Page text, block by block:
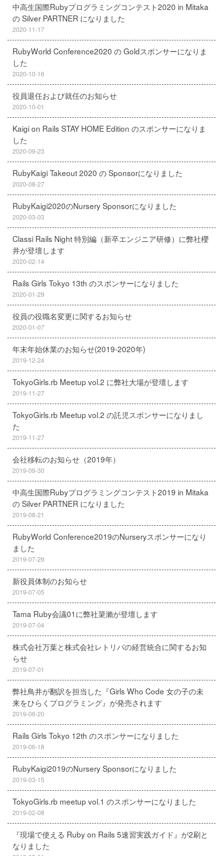
中高生国際Rubyプログラミングコンテスト2020 in Mitaka
の Silver PARTNER になりました
2020-11-17
RubyWorld Conference2020 の Goldスポンサーになりま
した
2020-10-16
役員退任および就任のお知らせ
2020-10-01
Kaigi on Rails STAY HOME Edition のスポンサーになりま
した
2020-09-23
RubyKaigi Takeout 2020 の Sponsorになりました
2020-08-27
RubyKaigi2020のNursery Sponsorになりました
2020-03-03
Classi Rails Night 特別編（新卒エンジニア研修）に弊社櫻
井が登壇します
2020-02-14
Rails Girls Tokyo 13th のスポンサーになりました
2020-01-29
役員の役職名変更に関するお知らせ
2020-01-07
年末年始休業のお知らせ(2019-2020年)
2019-12-24
TokyoGirls.rb Meetup vol.2 に弊社大場が登壇します
2019-11-27
TokyoGirls.rb Meetup vol.2 の託児スポンサーになりまし
た
2019-11-27
会社移転のお知らせ（2019年）
2019-09-30
中高生国際Rubyプログラミングコンテスト2019 in Mitaka
の Silver PARTNER になりました
2019-08-21
RubyWorld Conference2019のNurseryスポンサーになり
ました
2019-07-29
新役員体制のお知らせ
2019-07-05
Tama Ruby会議01に弊社簗瀨が登壇します
2019-07-04
株式会社万葉と株式会社レトリバの経営統合に関するお知
らせ
2019-07-01
弊社鳥井が翻訳を担当した『Girls Who Code 女の子の未
来をひらくプログラミング』が発売されます
2019-06-20
Rails Girls Tokyo 12th のスポンサーになりました
2019-06-18
RubyKaigi2019のNursery Sponsorになりました
2019-03-15
TokyoGirls.rb meetup vol.1 のスポンサーになりました
2019-02-08
『現場で使える Ruby on Rails 5速習実践ガイド』が2刷と
なりました